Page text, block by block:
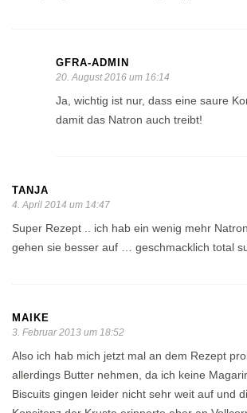
GFRA-ADMIN
20. August 2016 um 16:14
Ja, wichtig ist nur, dass eine saure
damit das Natron auch treibt!
TANJA
4. April 2014 um 14:47
Super Rezept .. ich hab ein wenig mehr
gehen sie besser auf … geschmacklich total
MAIKE
3. Februar 2013 um 18:52
Also ich hab mich jetzt mal an dem Rezept
allerdings Butter nehmen, da ich keine
Biscuits gingen leider nicht sehr weit auf und